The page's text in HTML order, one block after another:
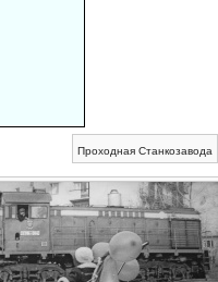
Проходная Станкозавода